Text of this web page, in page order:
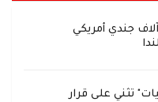
موسكو تؤكد: نحو 10 آلاف جندي أمريكي
تثني على قرار